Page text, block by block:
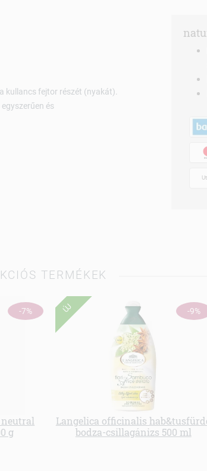
kullancs fejtor részét (nyakát).
és
TERMÉKEK
-7%
g
-9%
ÚJ
Langelica officinalis
bodza-csillagánizs 500 ml